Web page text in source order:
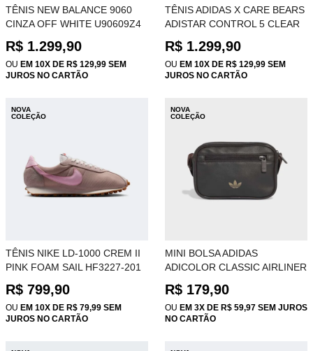
TÊNIS NEW BALANCE 9060
CINZA OFF WHITE U90609Z4
R$ 1.299,90
OU EM 10X DE R$ 129,99 SEM
JUROS NO CARTÃO
TÊNIS ADIDAS X CARE BEARS
ADISTAR CONTROL 5 CLEAR
PINK CLOUD WHITE KK2605
R$ 1.299,90
OU EM 10X DE R$ 129,99 SEM
JUROS NO CARTÃO
NOVA
COLEÇÃO
TÊNIS NIKE LD-1000 CREM II
PINK FOAM SAIL HF3227-201
R$ 799,90
OU EM 10X DE R$ 79,99 SEM
JUROS NO CARTÃO
NOVA
COLEÇÃO
MINI BOLSA ADIDAS
ADICOLOR CLASSIC AIRLINER
AURORA COFFEE KS6907
R$ 179,90
OU EM 3X DE R$ 59,97 SEM JUROS
NO CARTÃO